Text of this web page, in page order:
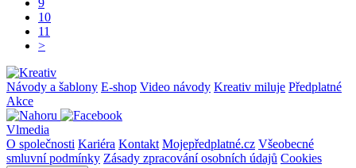
9
10
11
>
Návody a šablony E-shop Video návody Kreativ miluje Předplatné
Akce
Vlmedia
O společnosti Kariéra Kontakt Mojepředplatné.cz Všeobecné
smluvní podmínky Zásady zpracování osobních údajů Cookies